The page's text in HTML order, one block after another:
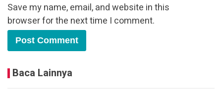
Save my name, email, and website in this
browser for the next time I comment.
Baca Lainnya